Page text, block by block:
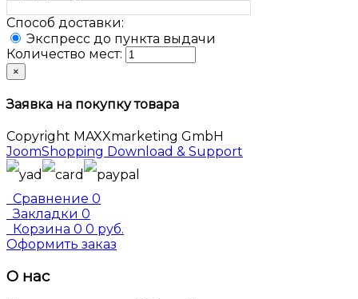
Способ доставки:
Экспресс до пункта выдачи
Количество мест:
×
Заявка на покупку товара
Copyright MAXXmarketing GmbH
JoomShopping Download & Support
Сравнение 0
Закладки 0
Корзина 0 0 руб.
Оформить заказ
О нас